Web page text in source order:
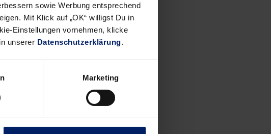
sowie Werbung entsprechend
Mit Klick auf „OK“ willigst Du in
Einstellungen vornehmen, klicke
unserer Datenschutzerklärung.
Marketing